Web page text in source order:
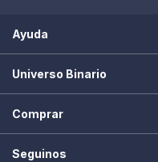
Ayuda
Universo Binario
Comprar
Seguinos